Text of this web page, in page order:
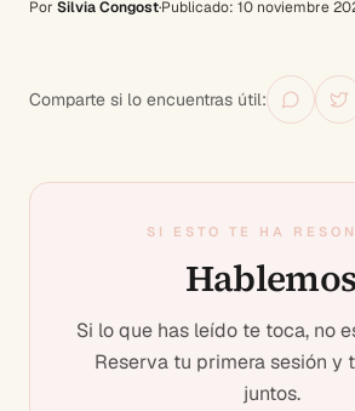
Por Silvia Congost·Publicado: 10 noviembre
Comparte si lo encuentras útil:
SI ESTO TE HA
Hablemos
Si lo que has leído te toca, no
Reserva tu primera sesión y
juntos.